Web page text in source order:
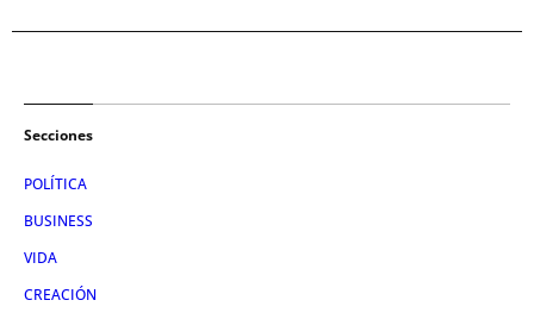
Secciones
POLÍTICA
BUSINESS
VIDA
CREACIÓN